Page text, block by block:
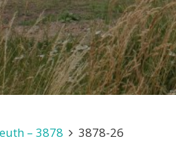
– 3878 3878-26